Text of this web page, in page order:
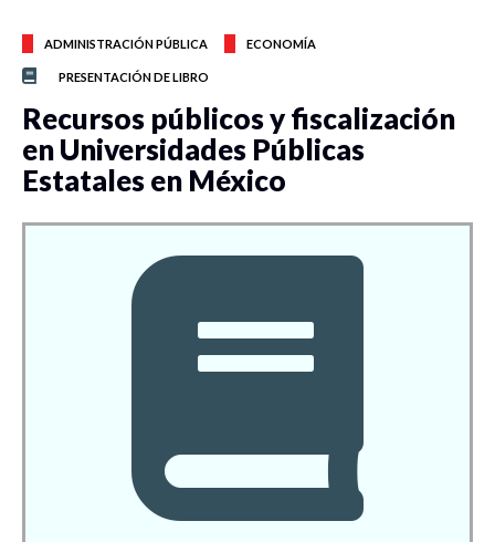
ADMINISTRACIÓN PÚBLICA ECONOMÍA
PRESENTACIÓN DE LIBRO
Recursos públicos y fiscalización
en Universidades Públicas
Estatales en México